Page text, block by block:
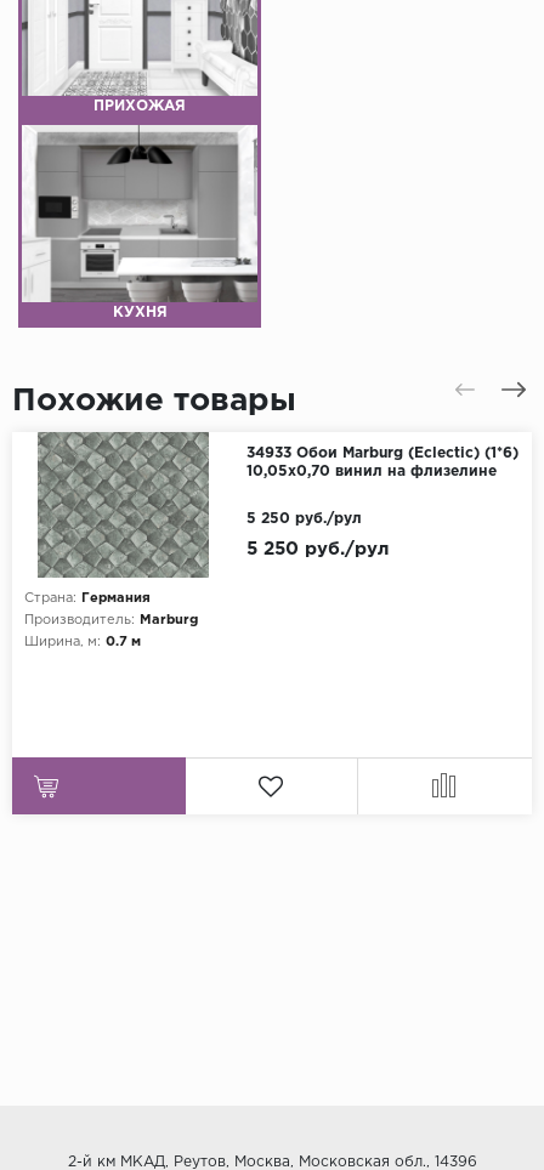
ПРИХОЖАЯ
КУХНЯ
Похожие товары
34933 Обои Marburg (Eclectic) (1*6)
10,05x0,70 винил на флизелине
Страна:
Германия
Производитель:
Marburg
Ширина, м: 0.7 м
5 250 руб./рул
5 250 руб./рул
2-й км МКАД, Реутов, Москва, Московская обл., 14396